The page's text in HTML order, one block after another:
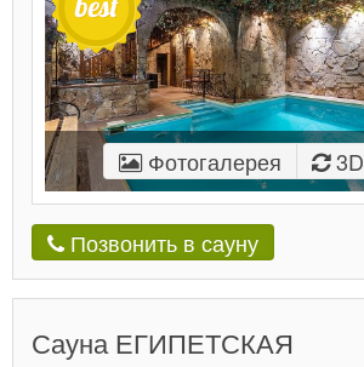
Фотогалерея 3D
Позвонить в сауну
Сауна ЕГИПЕТСКАЯ